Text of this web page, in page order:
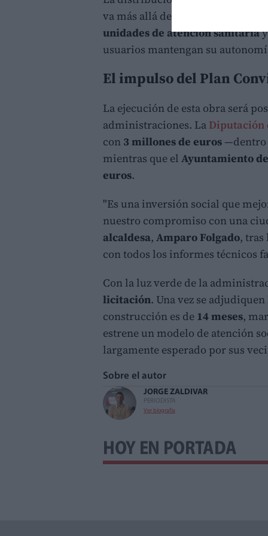
va más allá de la custodia. El
unidades de atención sanitaria
usuarios mantengan su
El impulso del Plan
La ejecución de esta obra será
administraciones. La Diputación
con 3 millones de euros —dentro
mientras que el Ayuntamiento
euros.
"Es una inversión social que
nuestro compromiso con una
alcaldesa, Amparo Folgado, tras
con todos los informes técnicos
Con la luz verde de la
licitación. Una vez se
construcción es de 14 meses,
estrene un modelo de atención
largamente esperado por sus
Sobre el autor
JORGE ZALDIVAR
PERIODISTA
Ver biografía
HOY EN PORTADA